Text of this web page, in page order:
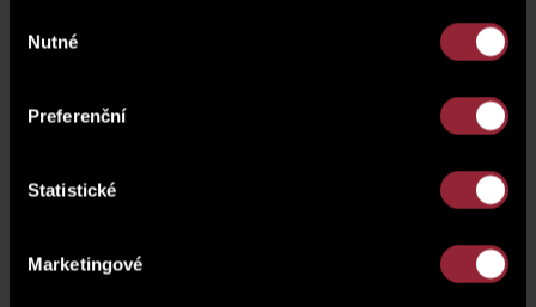
souhlasu
Nutné
Preferenční
Statistické
Marketingové
sjednat prohlídku? Vyplňte formulář a my se vám obratem
ozveme.